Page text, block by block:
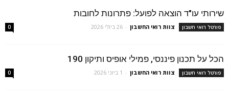
שירותי עו"ד הוצאה לפועל: פתרונות לחובות
פורטל רואי חשבון צוות רואי החשבון - 26 ביולי 2026 0
הכל על תכנון פיננסי, פמילי אופיס ותיקון 190
פורטל רואי חשבון צוות רואי החשבון - 1 ביוני 2026 0